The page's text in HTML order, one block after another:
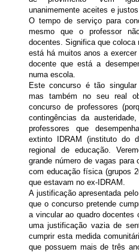
unanimemente aceites e
O tempo de serviço para
mesmo que o professor
docentes. Significa que coloca
está há muitos anos a
docente que está a
numa escola.
Este concurso é tão singular
mas também no seu real
concurso de professores
contingências da
professores que
extinto IDRAM (instituto do
regional de educação.
grande número de vagas para
com educação física (grupos
que estavam no ex-IDRAM.
A justificação apresentada
que o concurso pretende
a vincular ao quadro
uma justificação vazia de
cumprir esta medida
que possuem mais de três